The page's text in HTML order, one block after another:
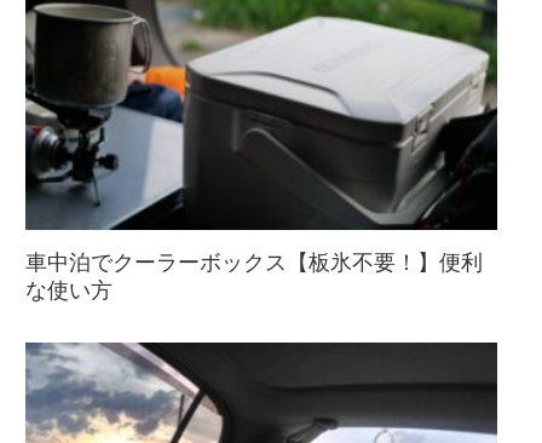
車中泊でクーラーボックス【板氷不要！】便利
な使い方